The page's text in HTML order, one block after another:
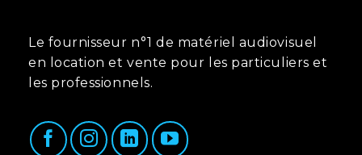
Le fournisseur n°1 de matériel audiovisuel
en location et vente pour les particuliers et
les professionnels.